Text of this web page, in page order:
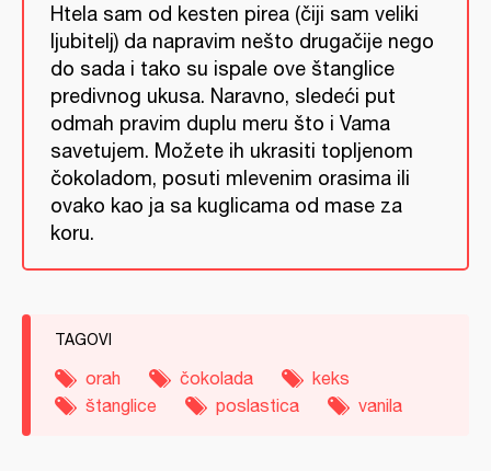
Htela sam od kesten pirea (čiji sam veliki
ljubitelj) da napravim nešto drugačije nego
do sada i tako su ispale ove štanglice
predivnog ukusa. Naravno, sledeći put
odmah pravim duplu meru što i Vama
savetujem. Možete ih ukrasiti topljenom
čokoladom, posuti mlevenim orasima ili
ovako kao ja sa kuglicama od mase za
koru.
TAGOVI
orah čokolada
keks
štanglice
poslastica vanila